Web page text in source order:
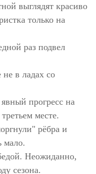
выглядят красиво
только на
раз подвел
в ладах со
прогресс на
месте.
рёбра и
мало.
Неожиданно,
сезона.